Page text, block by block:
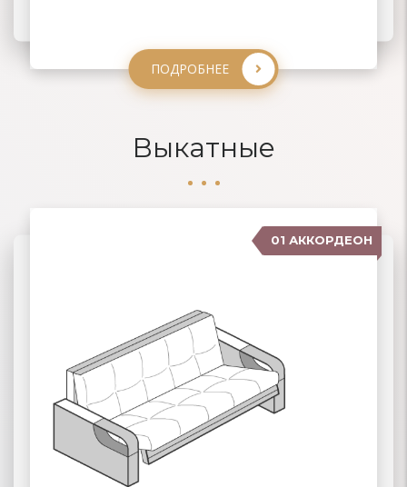
ПОДРОБНЕЕ
Выкатные
01 АККОРДЕОН